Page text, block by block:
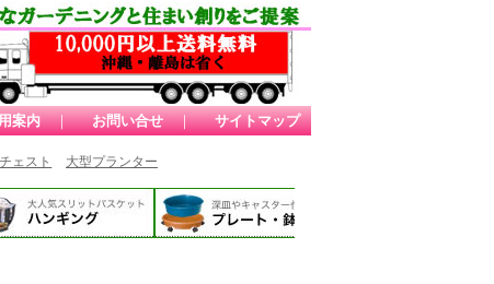
案内 ｜ お問い合せ ｜ サイトマップ
ェスト 大型プランター